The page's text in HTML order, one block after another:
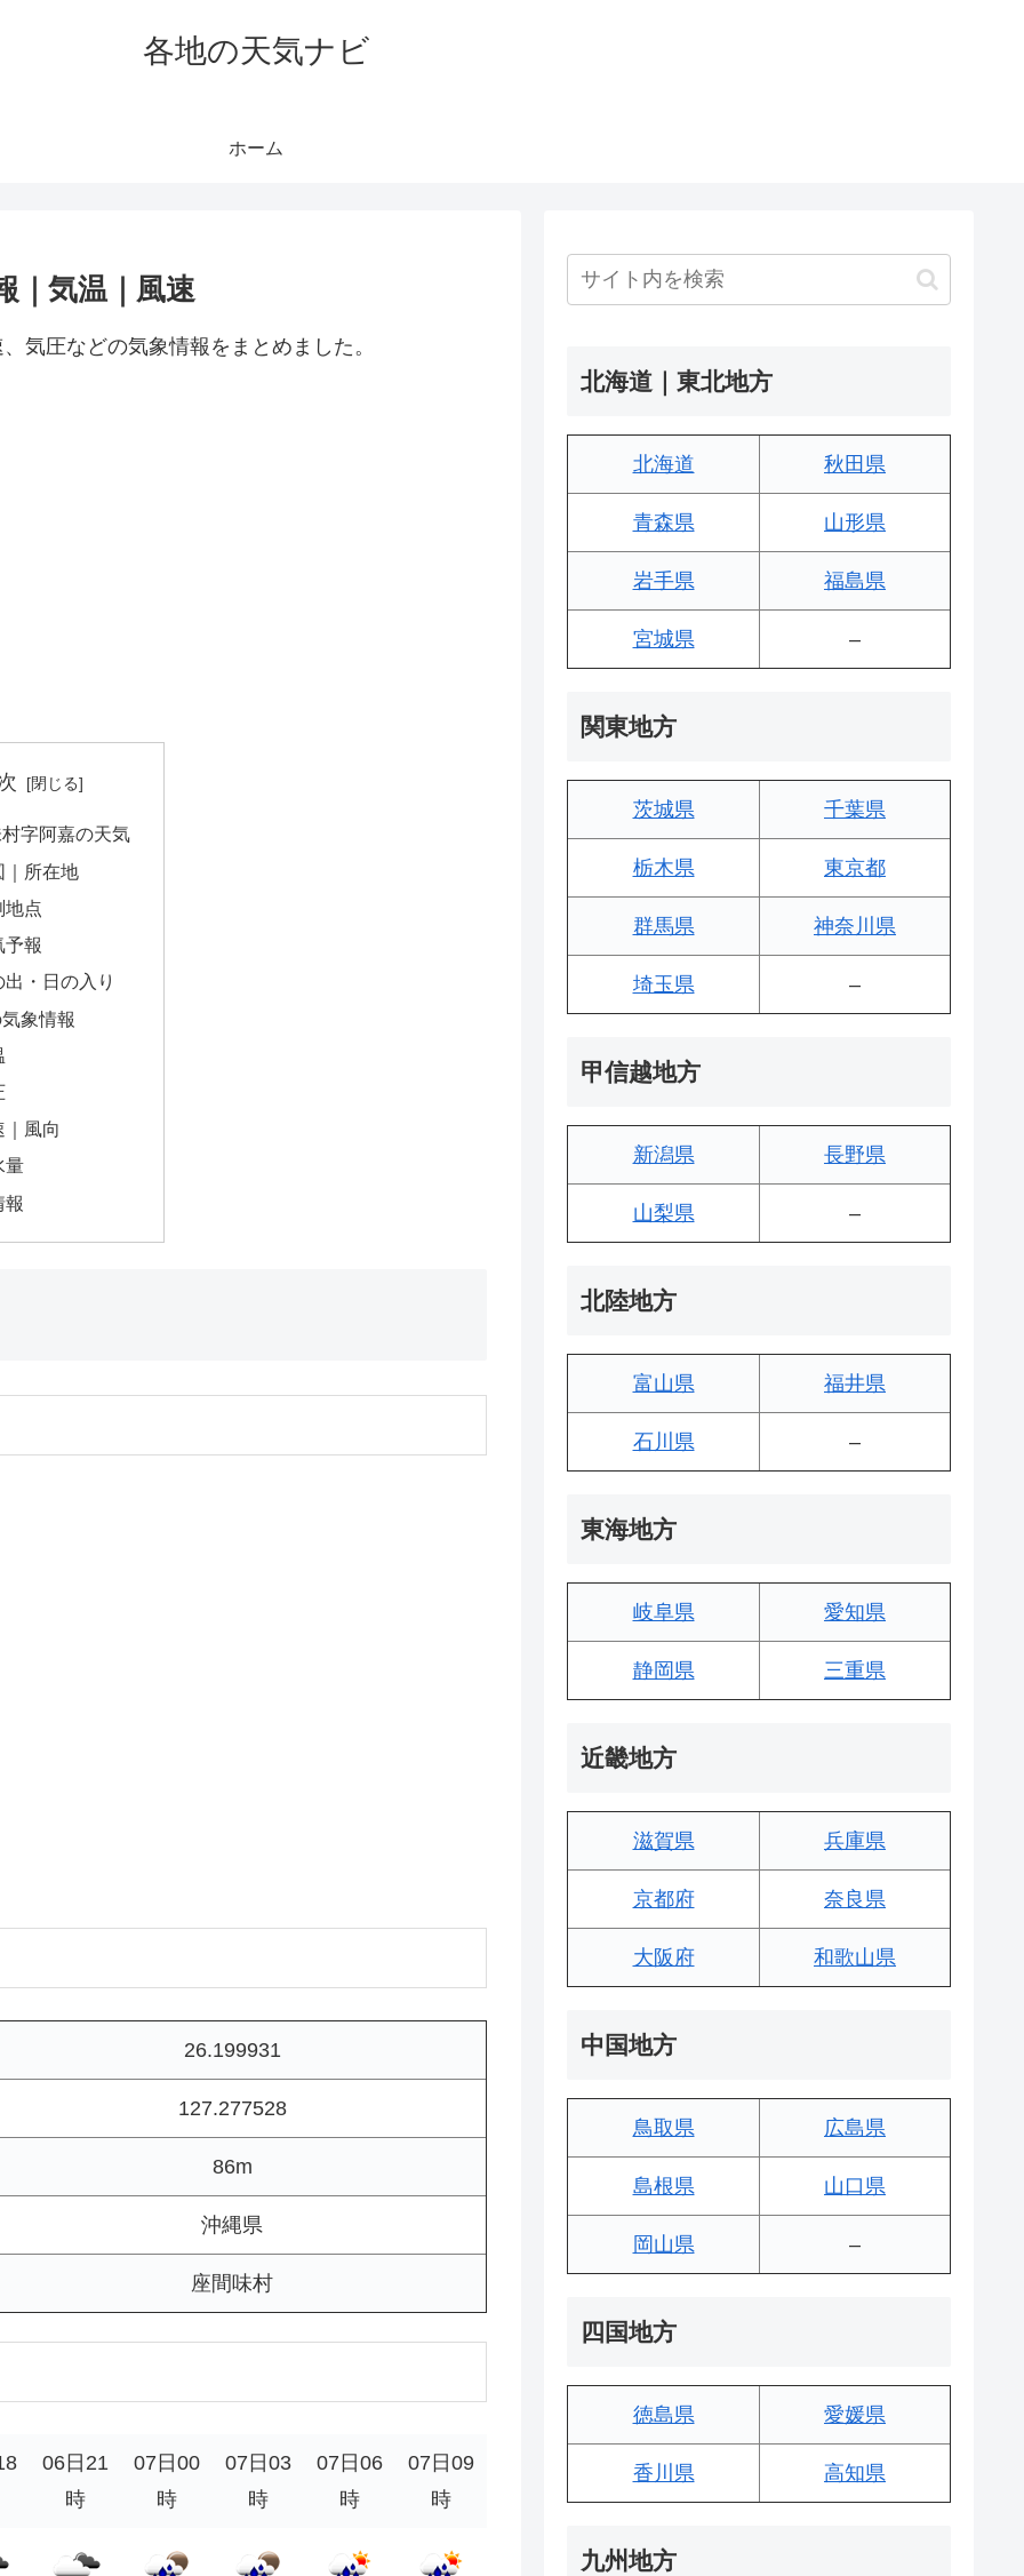
各地の天気ナビ
ホーム
｜気温｜風速
気圧などの気象情報をまとめました。
字阿嘉の天気
｜所在地
地点
予報
出・日の入り
象情報
｜風向
量
報
26.199931
127.277528
86m
沖縄県
座間味村
06日21
時
07日00
時
07日03
時
07日06
時
07日09
時
北海道｜東北地方
北海道 秋田県
青森県 山形県
岩手県 福島県
宮城県 –
関東地方
茨城県 千葉県
栃木県 東京都
群馬県 神奈川県
埼玉県 –
甲信越地方
新潟県 長野県
山梨県 –
北陸地方
富山県 福井県
石川県 –
東海地方
岐阜県 愛知県
静岡県 三重県
近畿地方
滋賀県 兵庫県
京都府 奈良県
大阪府 和歌山県
中国地方
鳥取県 広島県
島根県 山口県
岡山県 –
四国地方
徳島県 愛媛県
香川県 高知県
九州地方